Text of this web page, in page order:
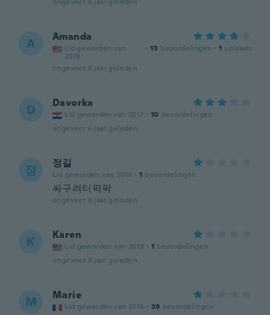
A Amanda
Lid geworden van
2019
· 13 beoordelingen · 1 uploads
ongeveer 6 jaar geleden
D Davorka
Lid geworden van 2017 · 10 beoordelingen
ongeveer 6 jaar geleden
정 정길
Lid geworden van 2019 · 1 beoordelingen
싸구려티팍팍
ongeveer 6 jaar geleden
K Karen
Lid geworden van 2019 · 1 beoordelingen
ongeveer 6 jaar geleden
M Marie
Lid geworden van 2016 · 39 beoordelingen